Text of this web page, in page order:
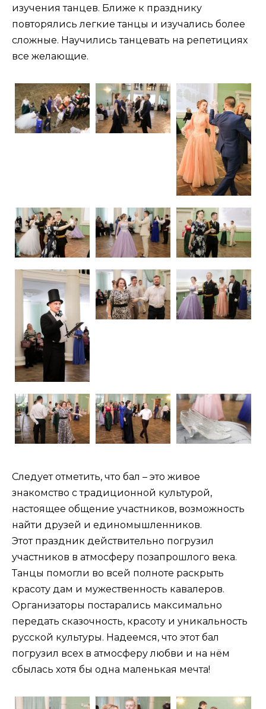
изучения танцев. Ближе к празднику
повторялись легкие танцы и изучались более
сложные. Научились танцевать на репетициях
все желающие.
Следует отметить, что бал – это живое
знакомство с традиционной культурой,
настоящее общение участников, возможность
найти друзей и единомышленников.
Этот праздник действительно погрузил
участников в атмосферу позапрошлого века.
Танцы помогли во всей полноте раскрыть
красоту дам и мужественность кавалеров.
Организаторы постарались максимально
передать сказочность, красоту и уникальность
русской культуры. Надеемся, что этот бал
погрузил всех в атмосферу любви и на нём
сбылась хотя бы одна маленькая мечта!